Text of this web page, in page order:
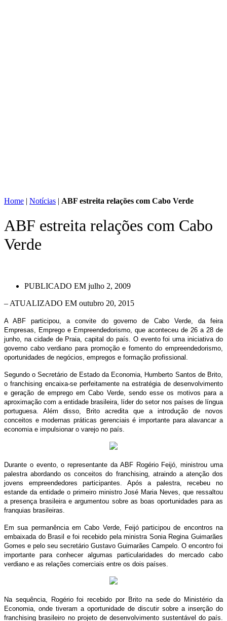
Home | Notícias | ABF estreita relações com Cabo Verde
ABF estreita relações com Cabo
Verde
PUBLICADO EM julho 2, 2009
– ATUALIZADO EM outubro 20, 2015
A ABF participou, a convite do governo de Cabo Verde, da feira
Empresas, Emprego e Empreendedorismo, que aconteceu de 26 a 28 de
junho, na cidade de Praia, capital do país. O evento foi uma iniciativa do
governo cabo verdiano para promoção e fomento do empreendedorismo,
oportunidades de negócios, empregos e formação profissional.
Segundo o Secretário de Estado da Economia, Humberto Santos de Brito,
o franchising encaixa-se perfeitamente na estratégia de desenvolvimento
e geração de emprego em Cabo Verde, sendo esse os motivos para a
aproximação com a entidade brasileira, líder do setor nos países de língua
portuguesa. Além disso, Brito acredita que a introdução de novos
conceitos e modernas práticas gerenciais é importante para alavancar a
economia e impulsionar o varejo no país.
Durante o evento, o representante da ABF Rogério Feijó, ministrou uma
palestra abordando os conceitos do franchising, atraindo a atenção dos
jovens empreendedores participantes. Após a palestra, recebeu no
estande da entidade o primeiro ministro José Maria Neves, que ressaltou
a presença brasileira e argumentou sobre as boas oportunidades para as
franquias brasileiras.
Em sua permanência em Cabo Verde, Feijó participou de encontros na
embaixada do Brasil e foi recebido pela ministra Sonia Regina Guimarães
Gomes e pelo seu secretário Gustavo Guimarães Campelo. O encontro foi
importante para conhecer algumas particularidades do mercado cabo
verdiano e as relações comerciais entre os dois países.
Na sequência, Rogério foi recebido por Brito na sede do Ministério da
Economia, onde tiveram a oportunidade de discutir sobre a inserção do
franchising brasileiro no projeto de desenvolvimento sustentável do país.